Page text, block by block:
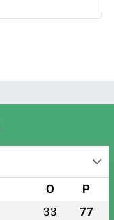
O P
33 77